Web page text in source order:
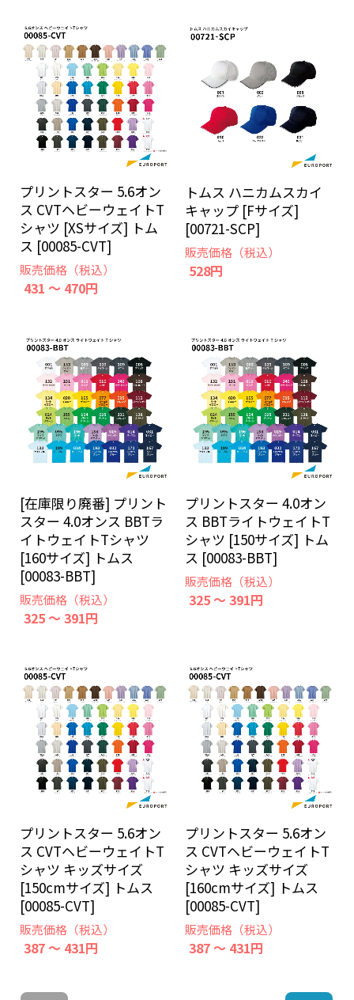
プリントスター 5.6オン
ス CVTヘビーウェイトT
シャツ [XSサイズ] トム
ス [00085-CVT]
販売価格（税込）
431 ～ 470円
トムス ハニカムスカイ
キャップ [Fサイズ]
[00721-SCP]
販売価格（税込）
528円
[在庫限り廃番] プリント
スター 4.0オンス BBTラ
イトウェイトTシャツ
[160サイズ] トムス
[00083-BBT]
販売価格（税込）
325 ～ 391円
プリントスター 4.0オン
ス BBTライトウェイトT
シャツ [150サイズ] トム
ス [00083-BBT]
販売価格（税込）
325 ～ 391円
プリントスター 5.6オン
ス CVTヘビーウェイトT
シャツ キッズサイズ
[150cmサイズ] トムス
[00085-CVT]
販売価格（税込）
387 ～ 431円
プリントスター 5.6オン
ス CVTヘビーウェイトT
シャツ キッズサイズ
[160cmサイズ] トムス
[00085-CVT]
販売価格（税込）
387 ～ 431円